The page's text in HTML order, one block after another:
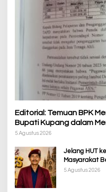
Editorial: Temuan BPK
Bupati Kupang dalam
5 Agustus 2026
Jelang HUT
Masyarakat
Provokasi
5 Agustus 2026